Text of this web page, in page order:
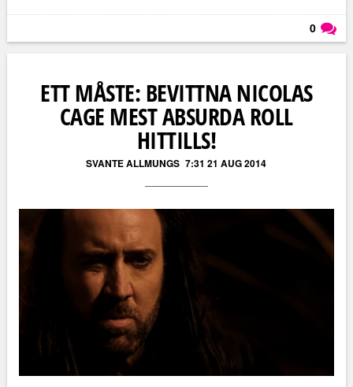
0
ETT MÅSTE: BEVITTNA NICOLAS
CAGE MEST ABSURDA ROLL
HITTILLS!
SVANTE ALLMUNGS 7:31 21 AUG 2014